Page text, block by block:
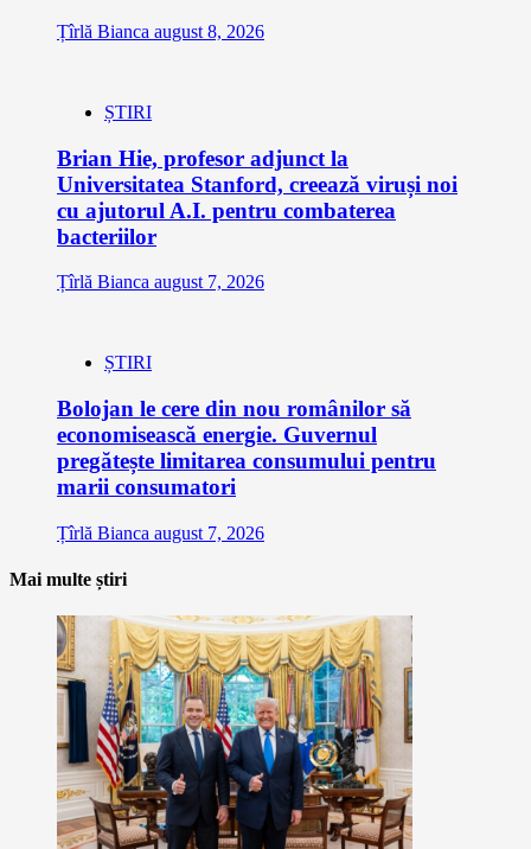
Țîrlă Bianca august 8, 2026
ȘTIRI
Brian Hie, profesor adjunct la
Universitatea Stanford, creează viruși noi
cu ajutorul A.I. pentru combaterea
bacteriilor
Țîrlă Bianca august 7, 2026
ȘTIRI
Bolojan le cere din nou românilor să
economisească energie. Guvernul
pregătește limitarea consumului pentru
marii consumatori
Țîrlă Bianca august 7, 2026
Mai multe știri